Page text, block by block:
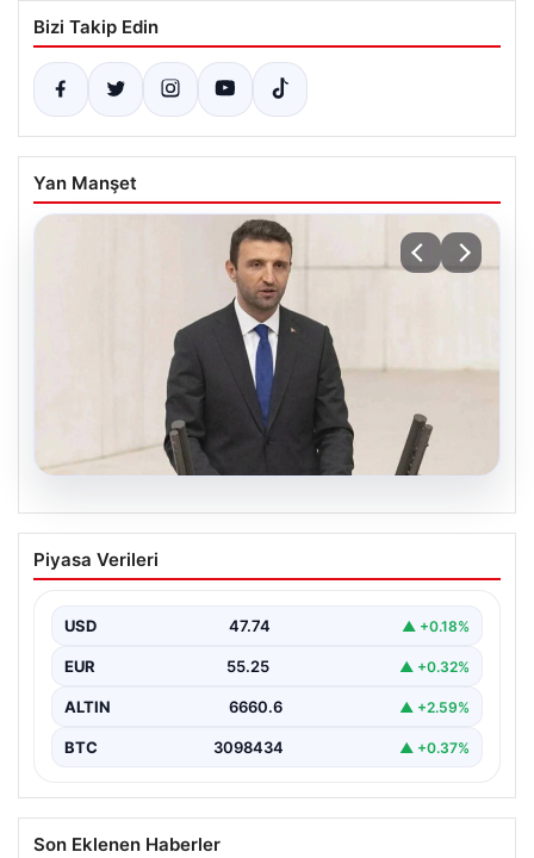
Bizi Takip Edin
Yan Manşet
07.08.2026
AKP’li isimden skandal sözler! Barınma
sorunundan gençleri sorumlu tuttu
Sorunu ve Gençlerin Sorumluluğu Üzerine Tartışmalar",
"content":…
Piyasa Verileri
USD 47.74 ▲ +0.18%
EUR 55.25 ▲ +0.32%
ALTIN 6660.6 ▲ +2.59%
BTC 3098434 ▲ +0.37%
Son Eklenen Haberler